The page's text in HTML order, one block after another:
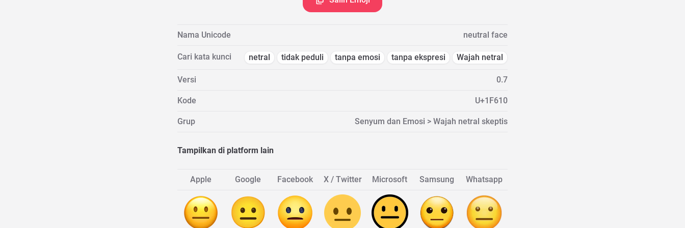
Nama Unicode neutral face
Cari kata kunci netral tidak peduli tanpa emosi tanpa ekspresi Wajah netral
Versi 0.7
Kode U+1F610
Grup Senyum dan Emosi > Wajah netral skeptis
Tampilkan di platform lain
Apple Google Facebook X / Twitter Microsoft Samsung Whatsapp